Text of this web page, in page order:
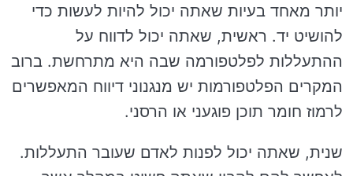
יותר מאחד בעיות שאתה יכול להיות לעשות כדי
להושיט יד. ראשית, שאתה יכול לדווח על
ההתעללות לפלטפורמה שבה היא מתרחשת. ברוב
המקרים הפלטפורמות יש מנגנוני דיווח המאפשרים
לרמוז חומר תוכן פוגעני או הרסני.
שנית, שאתה יכול לפנות לאדם שעובר התעללות.